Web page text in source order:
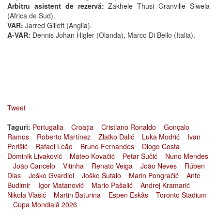
Arbitru asistent de rezervă: Zakhele Thusi Granville Siwela
(Africa de Sud).
VAR: Jarred Gillett (Anglia).
A-VAR: Dennis Johan Higler (Olanda), Marco Di Bello (Italia).
Tweet
Taguri: Portugalia Croația Cristiano Ronaldo
Gonçalo
Ramos
Roberto Martínez Zlatko Dalić Luka Modrić
Ivan
Perišić
Rafael Leão Bruno Fernandes
Diogo Costa
Dominik Livaković
Mateo Kovačić Petar Sučić
Nuno Mendes
João Cancelo
Vitinha Renato Veiga João Neves
Rúben
Dias
Joško Gvardiol Joško Šutalo Marin Pongračić
Ante
Budimir
Igor Matanović Mario Pašalić
Andrej Kramarić
Nikola Vlašić
Martin Baturina Espen Eskås
Toronto Stadium
Cupa Mondială 2026